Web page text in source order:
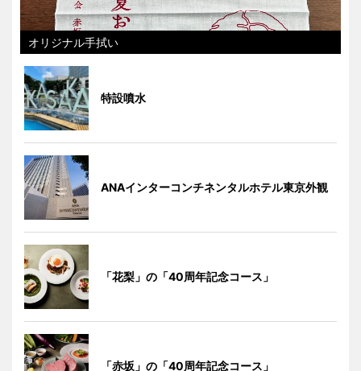
オリジナル手拭い
特設噴水
ANAインターコンチネンタルホテル東京外観
「花梨」の「40周年記念コース」
「赤坂」の「40周年記念コース」